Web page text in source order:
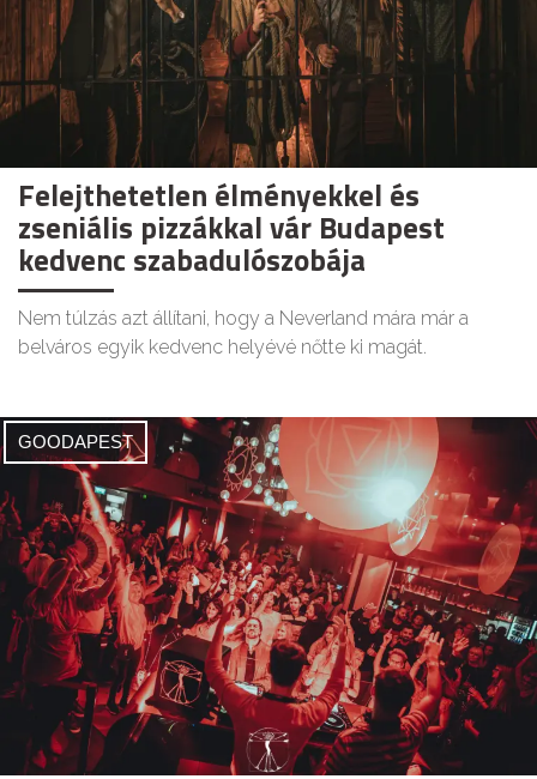
Felejthetetlen élményekkel és
zseniális pizzákkal vár Budapest
kedvenc szabadulószobája
Nem túlzás azt állítani, hogy a Neverland mára már a
belváros egyik kedvenc helyévé nőtte ki magát.
GOODAPEST